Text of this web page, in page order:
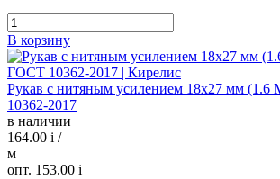
В корзину
Рукав с нитяным усилением 18х27 мм
10362-2017
в наличии
164.00 i /
м
опт. 153.00 i